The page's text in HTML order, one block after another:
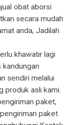
obat aborsi
secara mudah
anda, Jadilah
khawatir lagi
sendiri melalui
produk asli kami.
paket,
paket.